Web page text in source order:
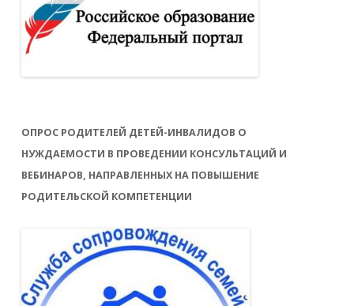
ОПРОС РОДИТЕЛЕЙ ДЕТЕЙ-ИНВАЛИДОВ О
НУЖДАЕМОСТИ В ПРОВЕДЕНИИ КОНСУЛЬТАЦИЙ И
ВЕБИНАРОВ, НАПРАВЛЕННЫХ НА ПОВЫШЕНИЕ
РОДИТЕЛЬСКОЙ КОМПЕТЕНЦИИ